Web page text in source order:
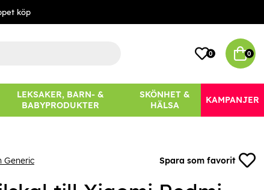
köp
0 0
LEKSAKER, BARN- &
BABYPRODUKTER
SKÖNHET &
HÄLSA
KAMPANJER
Generic Spara som favorit